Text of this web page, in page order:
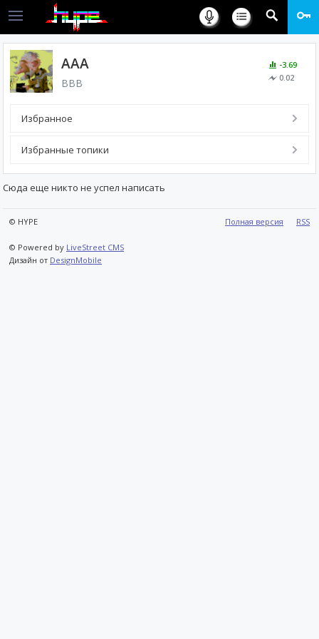
-3.69
0.02
AAA
ВВВ
Избранное
Избранные топики
Сюда еще никто не успел написать
Полная версия RSS
© HYPE
© Powered by LiveStreet CMS
Дизайн от DesignMobile